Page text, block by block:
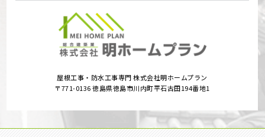
屋根工事・防水工事専門 株式会社明ホームプラン
〒771-0136 徳島県徳島市川内町平石古田194番地1